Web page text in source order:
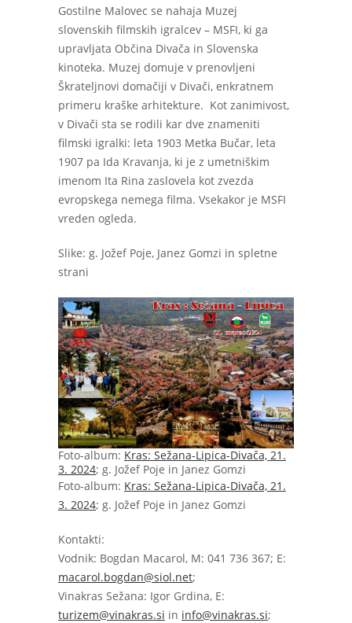
Gostilne Malovec se nahaja Muzej
slovenskih filmskih igralcev – MSFI, ki ga
upravljata Občina Divača in Slovenska
kinoteka. Muzej domuje v prenovljeni
Škrateljnovi domačiji v Divači, enkratnem
primeru kraške arhitekture. Kot zanimivost,
v Divači sta se rodili kar dve znameniti
filmski igralki: leta 1903 Metka Bučar, leta
1907 pa Ida Kravanja, ki je z umetniškim
imenom Ita Rina zaslovela kot zvezda
evropskega nemega filma. Vsekakor je MSFI
vreden ogleda.
Slike: g. Jožef Poje, Janez Gomzi in spletne
strani
Foto-album: Kras: Sežana-Lipica-Divača, 21.
3. 2024; g. Jožef Poje in Janez Gomzi
Foto-album: Kras: Sežana-Lipica-Divača, 21.
3. 2024; g. Jožef Poje in Janez Gomzi
Kontakti:
Vodnik: Bogdan Macarol, M: 041 736 367; E:
macarol.bogdan@siol.net;
Vinakras Sežana: Igor Grdina, E:
turizem@vinakras.si in info@vinakras.si;